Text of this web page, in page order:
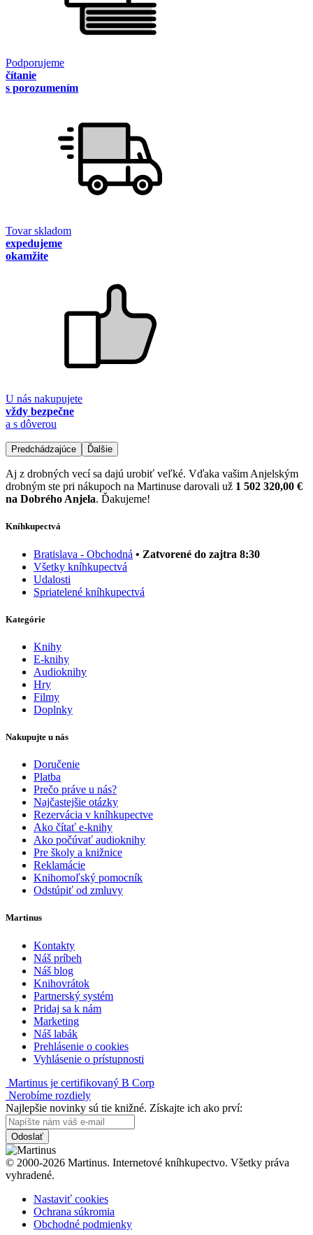
Podporujeme
čítanie
s porozumením
Tovar skladom
expedujeme
okamžite
U nás nakupujete
vždy bezpečne
a s dôverou
Predchádzajúce Ďalšie
Aj z drobných vecí sa dajú urobiť veľké. Vďaka vašim Anjelským
drobným ste pri nákupoch na Martinuse darovali už 1 502 320,00 €
na Dobrého Anjela. Ďakujeme!
Kníhkupectvá
Bratislava - Obchodná • Zatvorené do zajtra 8:30
Všetky kníhkupectvá
Udalosti
Spriatelené kníhkupectvá
Kategórie
Knihy
E-knihy
Audioknihy
Hry
Filmy
Doplnky
Nakupujte u nás
Doručenie
Platba
Prečo práve u nás?
Najčastejšie otázky
Rezervácia v kníhkupectve
Ako čítať e-knihy
Ako počúvať audioknihy
Pre školy a knižnice
Reklamácie
Knihomoľský pomocník
Odstúpiť od zmluvy
Martinus
Kontakty
Náš príbeh
Náš blog
Knihovrátok
Partnerský systém
Pridaj sa k nám
Marketing
Náš labák
Prehlásenie o cookies
Vyhlásenie o prístupnosti
Martinus je certifikovaný B Corp
Nerobíme rozdiely
Najlepšie novinky sú tie knižné. Získajte ich ako prví:
Odoslať
© 2000-2026 Martinus. Internetové kníhkupectvo. Všetky práva
vyhradené.
Nastaviť cookies
Ochrana súkromia
Obchodné podmienky